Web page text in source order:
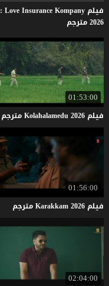
فيلم LIK: Love Insurance Kompany
2026 مترجم
01:53:00
فيلم Kolahalamedu2026 مترجم
01:56:00
فيلم Karakkam2026 مترجم
02:04:00